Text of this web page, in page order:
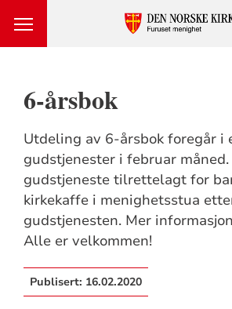
6-årsbok
Utdeling av 6-årsbok foregår i
gudstjenester i februar
gudstjeneste tilrettelagt for
kirkekaffe i menighetsstua
gudstjenesten. Mer
Alle er velkommen!
Publisert: 16.02.2020